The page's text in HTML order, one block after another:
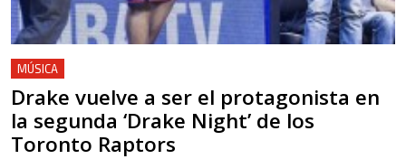
MÚSICA
Drake vuelve a ser el protagonista en
la segunda ‘Drake Night’ de los
Toronto Raptors